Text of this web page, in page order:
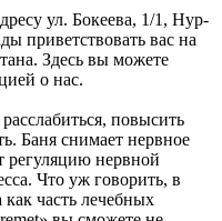
ул. Бокеева, 1/1, Нур-
приветствовать вас на
Здесь вы можете
о нас.
повысить
Баня снимает нервное
регуляцию нервной
Что уж говорить, в
часть лечебных